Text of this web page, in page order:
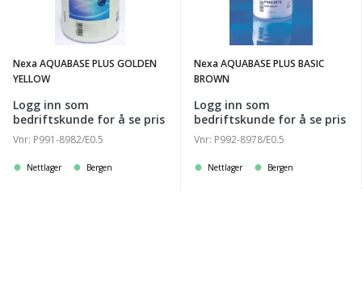
Nexa AQUABASE PLUS GOLDEN
YELLOW
Logg inn som
bedriftskunde for å se pris
Vnr: P991-8982/E0.5
Nettlager Bergen
Nexa AQUABASE PLUS BASIC
BROWN
Logg inn som
bedriftskunde for å se pris
Vnr: P992-8978/E0.5
Nettlager Bergen